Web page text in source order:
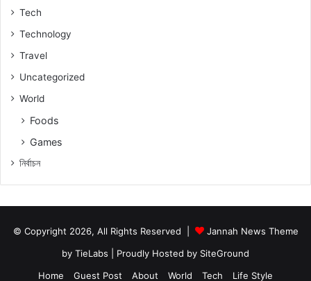
Tech
Technology
Travel
Uncategorized
World
Foods
Games
নিৰ্বাচন
© Copyright 2026, All Rights Reserved |
Jannah News Theme
by TieLabs | Proudly Hosted by SiteGround
Home
Guest Post About World Tech Life Style